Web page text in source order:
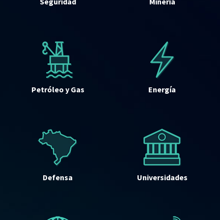
Petróleo y Gas Energía
Defensa Universidades